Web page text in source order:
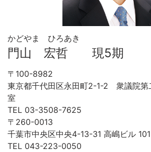
かどやま ひろあき
門山 宏哲 現5期
〒100-8982
東京都千代田区永田町2-1-2 衆議院第
室
TEL 03-3508-7625
〒260-0013
千葉市中央区中央4-13-31 高嶋ビル 101
TEL 043-223-0050